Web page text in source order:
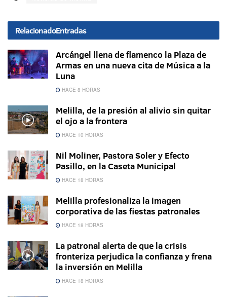
RelacionadoEntradas
Arcángel llena de flamenco la Plaza de
Armas en una nueva cita de Música a la
Luna
HACE 8 HORAS
Melilla, de la presión al alivio sin quitar
el ojo a la frontera
HACE 10 HORAS
Nil Moliner, Pastora Soler y Efecto
Pasillo, en la Caseta Municipal
HACE 18 HORAS
Melilla profesionaliza la imagen
corporativa de las fiestas patronales
HACE 18 HORAS
La patronal alerta de que la crisis
fronteriza perjudica la confianza y frena
la inversión en Melilla
HACE 18 HORAS